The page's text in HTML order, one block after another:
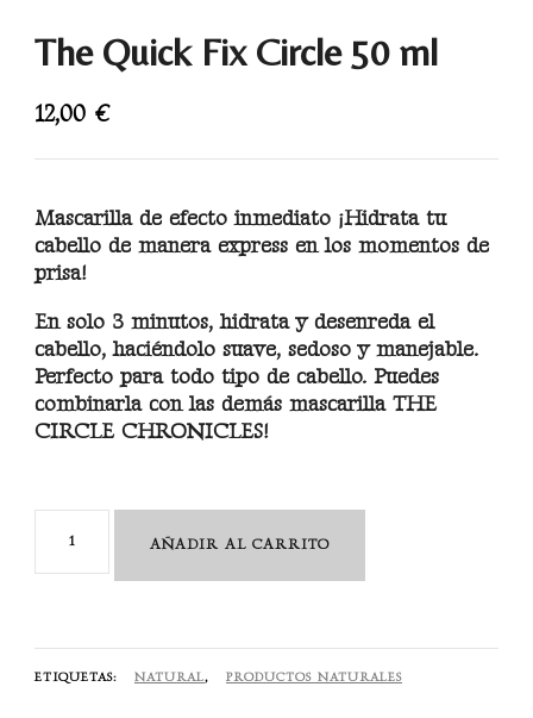
The Quick Fix Circle 50 ml
12,00 €
Mascarilla de efecto inmediato ¡Hidrata tu
cabello de manera express en los momentos de
prisa!
En solo 3 minutos, hidrata y desenreda el
cabello, haciéndolo suave, sedoso y manejable.
Perfecto para todo tipo de cabello. Puedes
combinarla con las demás mascarilla THE
CIRCLE CHRONICLES!
AÑADIR AL CARRITO
ETIQUETAS: NATURAL, PRODUCTOS NATURALES